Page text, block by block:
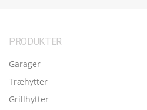
PRODUKTER
Garager
Træhytter
Grillhytter